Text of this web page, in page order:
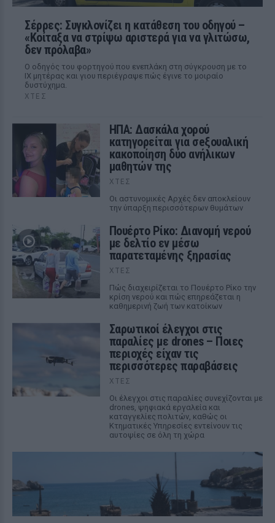
Σέρρες: Συγκλονίζει η κατάθεση του οδηγού –
«Κοίταξα να στρίψω αριστερά για να γλιτώσω,
δεν πρόλαβα»
Ο οδηγός του φορτηγού που ενεπλάκη στη σύγκρουση με το
ΙΧ μητέρας και γιου περιέγραψε πώς έγινε το μοιραίο
δυστύχημα.
ΧΤΕΣ
ΗΠΑ: Δασκάλα χορού
κατηγορείται για σeξουαλική
κακοποίηση δύο ανήλικων
μαθητών της
ΧΤΕΣ
Οι αστυνομικές Αρχές δεν αποκλείουν
την ύπαρξη περισσότερων θυμάτων
Πουέρτο Ρίκο: Διανομή νερού
με δελτίο εν μέσω
παρατεταμένης ξηρασίας
ΧΤΕΣ
Πώς διαχειρίζεται το Πουέρτο Ρίκο την
κρίση νερού και πώς επηρεάζεται η
καθημερινή ζωή των κατοίκων
Σαρωτικοί έλεγχοι στις
παραλίες με drones – Ποιες
περιοχές είχαν τις
περισσότερες παραβάσεις
ΧΤΕΣ
Οι έλεγχοι στις παραλίες συνεχίζονται με
drones, ψηφιακά εργαλεία και
καταγγελίες πολιτών, καθώς οι
Κτηματικές Υπηρεσίες εντείνουν τις
αυτοψίες σε όλη τη χώρα